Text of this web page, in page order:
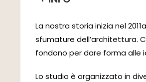
La nostra storia inizia nel
sfumature dell’architettura.
fondono per dare forma alle
Lo studio è organizzato in